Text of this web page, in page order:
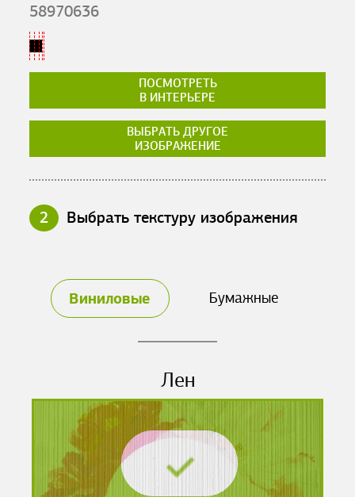
58970636
ПОСМОТРЕТЬ
В ИНТЕРЬЕРЕ
ВЫБРАТЬ ДРУГОЕ
ИЗОБРАЖЕНИЕ
2 Выбрать текстуру изображения
Виниловые Бумажные
Лен